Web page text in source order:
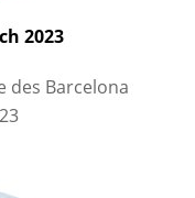
2023
des Barcelona